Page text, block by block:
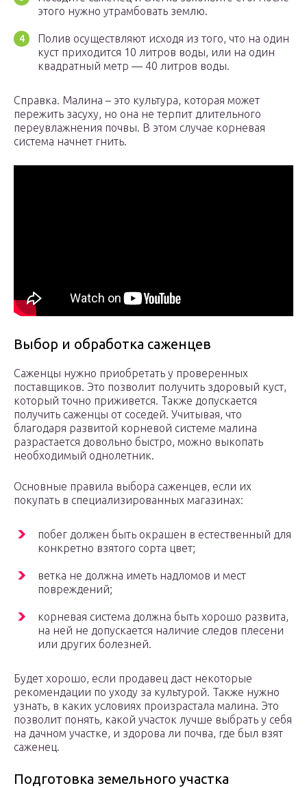
этого нужно утрамбовать землю.
Полив осуществляют исходя из того, что на один
куст приходится 10 литров воды, или на один
квадратный метр — 40 литров воды.
Справка. Малина – это культура, которая может
пережить засуху, но она не терпит длительного
переувлажнения почвы. В этом случае корневая
система начнет гнить.
Выбор и обработка саженцев
Саженцы нужно приобретать у проверенных
поставщиков. Это позволит получить здоровый куст,
который точно приживется. Также допускается
получить саженцы от соседей. Учитывая, что
благодаря развитой корневой системе малина
разрастается довольно быстро, можно выкопать
необходимый однолетник.
Основные правила выбора саженцев, если их
покупать в специализированных магазинах:
побег должен быть окрашен в естественный для
конкретно взятого сорта цвет;
ветка не должна иметь надломов и мест
повреждений;
корневая система должна быть хорошо развита,
на ней не допускается наличие следов плесени
или других болезней.
Будет хорошо, если продавец даст некоторые
рекомендации по уходу за культурой. Также нужно
узнать, в каких условиях произрастала малина. Это
позволит понять, какой участок лучше выбрать у себя
на дачном участке, и здорова ли почва, где был взят
саженец.
Подготовка земельного участка